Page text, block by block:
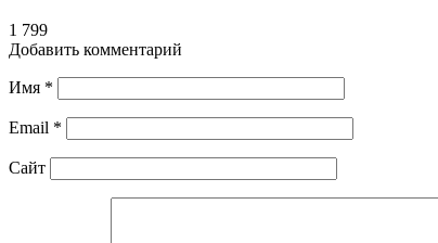
1 799
Добавить комментарий
Имя *
Email *
Сайт